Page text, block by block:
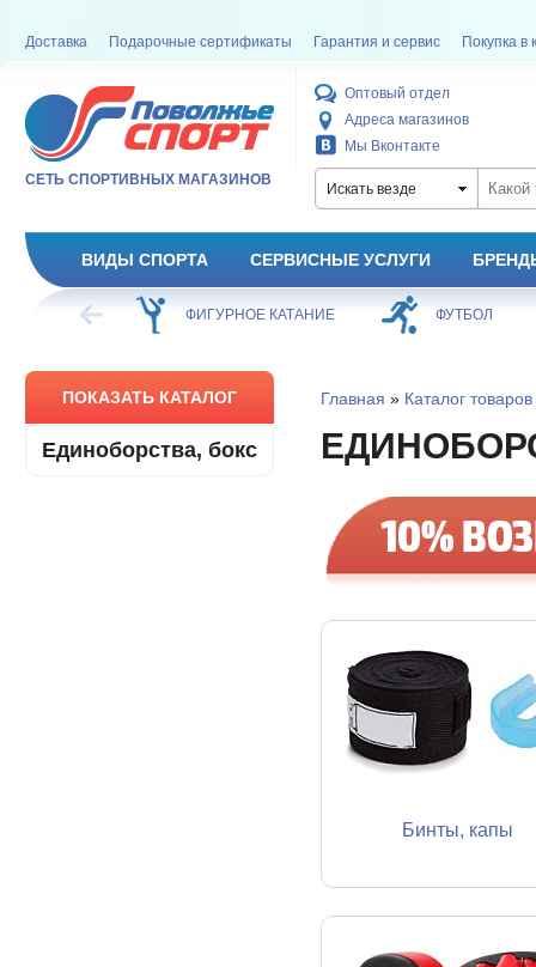
Доставка Подарочные сертификаты Гарантия и сервис Покупка в
СЕТЬ СПОРТИВНЫХ МАГАЗИНОВ
Оптовый отдел
Адреса магазинов
Мы Вконтакте
Искать везде
ВИДЫ СПОРТА СЕРВИСНЫЕ УСЛУГИ
ХОККЕЙ ФИГУРНОЕ КАТАНИЕ ФУТБОЛ
ПОКАЗАТЬ КАТАЛОГ
Единоборства, бокс
Главная » Каталог товаров
Бинты, капы